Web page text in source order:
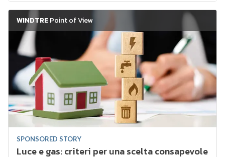
WINDTREPoint of View
SPONSORED STORY
Luce e gas: criteri per una scelta consapevole